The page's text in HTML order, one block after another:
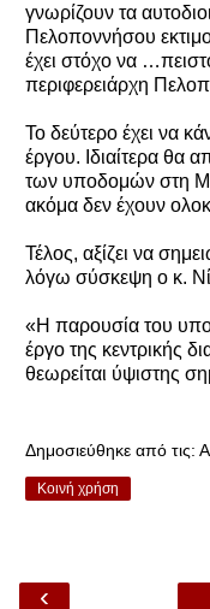
γνωρίζουν τα
Πελοποννήσου
έχει στόχο να
περιφερειάρχη
Το δεύτερο έχει να
έργου. Ιδιαίτερα θα
των υποδομών στη
ακόμα δεν έχουν
Τέλος, αξίζει να
λόγω σύσκεψη ο κ.
«Η παρουσία του
έργο της κεντρικής
θεωρείται ύψιστης
Δημοσιεύθηκε από τις:
Κοινή χρήση
‹